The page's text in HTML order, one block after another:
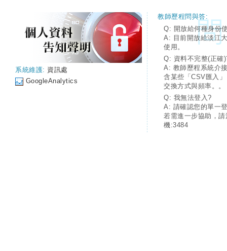
系統維護: 資訊處
GoogleAnalytics
教師歷程問與答:
Q: 開放給何種身份
A: 目前開放給淡江
使用。
Q: 資料不完整(正確
A: 教師歷程系統介
含某些「CSV匯入
交換方式與頻率。。
Q: 我無法登入?
A: 請確認您的單一
若需進一步協助，
機:3484